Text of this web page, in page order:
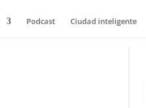
Podcast Ciudad inteligente